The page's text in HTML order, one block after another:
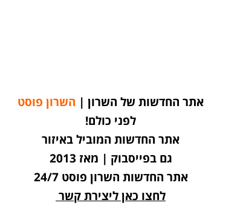
אתר החדשות של השרון | השרון פוסט
לפני כולם!
אתר החדשות המוביל באיזור
גם בפייסבוק | מאז 2013
אתר החדשות השרון פוסט 24/7
לחצו כאן ליצירת קשר